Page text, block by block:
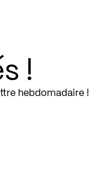
!
hebdomadaire !